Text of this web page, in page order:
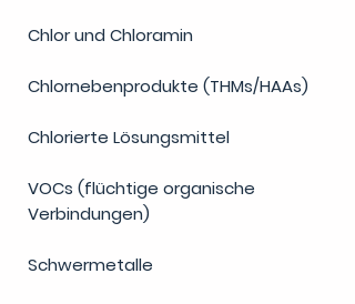
Chlor und Chloramin
Chlornebenprodukte (THMs/HAAs)
Chlorierte Lösungsmittel
VOCs (flüchtige organische
Verbindungen)
Schwermetalle